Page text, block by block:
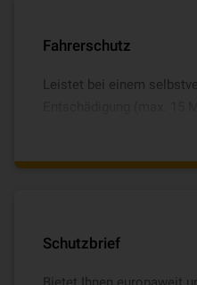
Fahrerschutz
Leistet bei einem
Schutzbrief